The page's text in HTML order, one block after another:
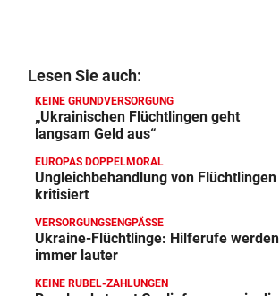
Lesen Sie auch:
KEINE GRUNDVERSORGUNG
„Ukrainischen Flüchtlingen geht
langsam Geld aus“
EUROPAS DOPPELMORAL
Ungleichbehandlung von Flüchtlingen
kritisiert
VERSORGUNGSENGPÄSSE
Ukraine-Flüchtlinge: Hilferufe werden
immer lauter
KEINE RUBEL-ZAHLUNGEN